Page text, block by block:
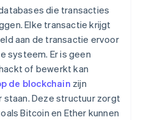
die transacties
Elke transactie krijgt
aan de transactie ervoor
systeem. Er is geen
of bewerkt kan
de blockchain zijn
staan. Deze structuur zorgt
Bitcoin en Ether kunnen